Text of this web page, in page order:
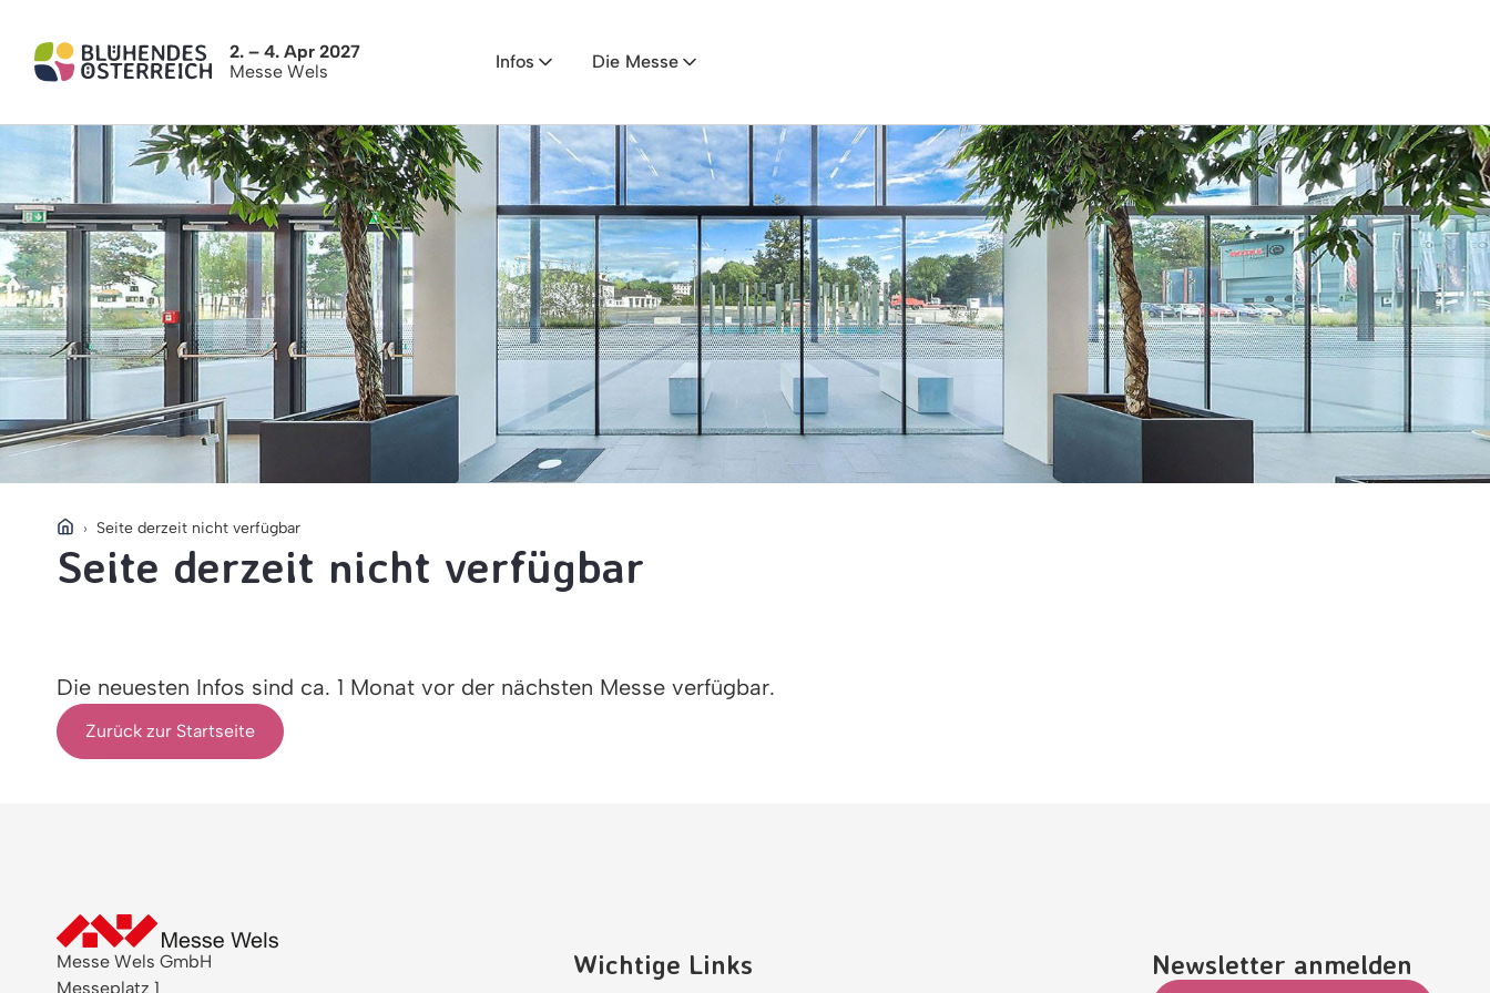
2. – 4. Apr 2027
Messe Wels
Infos Die Messe
Seite derzeit nicht verfügbar
Seite derzeit nicht verfügbar
Die neuesten Infos sind ca. 1 Monat vor der nächsten Messe verfügbar.
Zurück zur Startseite
Messe Wels GmbH
Messeplatz 1
Wichtige Links Newsletter anmelden